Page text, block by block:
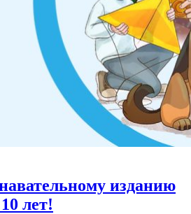
изданию
10 лет!